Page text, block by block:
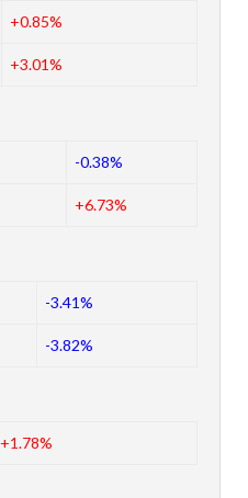
+0.85%
+3.01%
-0.38%
+6.73%
-3.41%
-3.82%
+1.78%